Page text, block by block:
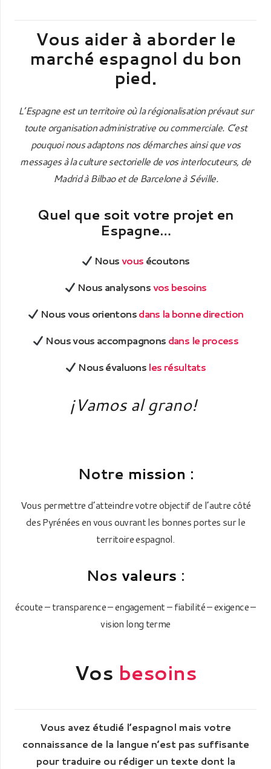
Vous aider à aborder le
marché espagnol du bon
pied.
L’Espagne est un territoire où la régionalisation prévaut sur
toute organisation administrative ou commerciale. C’est
pouquoi nous adaptons nos démarches ainsi que vos
messages à la culture sectorielle de vos interlocuteurs, de
Madrid à Bilbao et de Barcelone à Séville.
Quel que soit votre projet en
Espagne…
Nousvous écoutons
Nous analysonsvos besoins
Nous vous orientonsdans la bonne direction
Nous vous accompagnons dans le process
Nous évaluons les résultats
¡Vamos al grano!
Notre mission :
Vous permettre d’atteindre votre objectif de l’autre côté
des Pyrénées en vous ouvrant les bonnes portes sur le
territoire espagnol.
Nos valeurs :
écoute – transparence – engagement – fiabilité – exigence –
vision long terme
Vos besoins
Vous avez étudié l’espagnol mais votre
connaissance de la langue n’est pas suffisante
pour traduire ou rédiger un texte dont la